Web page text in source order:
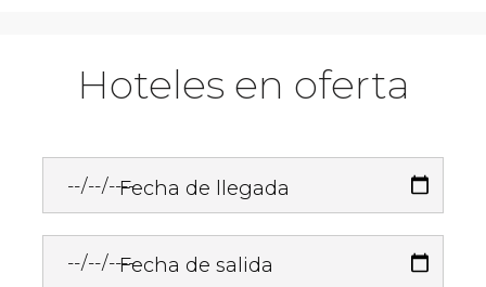
Hoteles en oferta
Fecha de llegada
Fecha de salida